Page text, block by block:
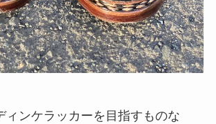
ィンケラッカーを目指すものな